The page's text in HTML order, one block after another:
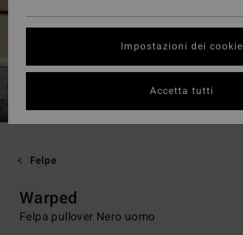
Felpe
Warped
Felpa pullover Nero uomo
Impostazioni dei cookie
Accetta tutti